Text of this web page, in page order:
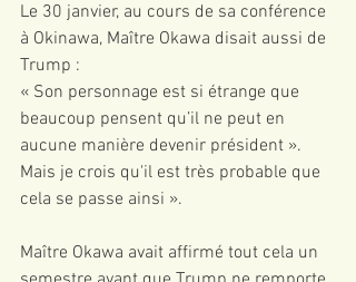
Le 30 janvier, au cours de sa conférence
à Okinawa, Maître Okawa disait aussi de
Trump :
« Son personnage est si étrange que
beaucoup pensent qu’il ne peut en
aucune manière devenir président ».
Mais je crois qu'il est très probable que
cela se passe ainsi ».
Maître Okawa avait affirmé tout cela un